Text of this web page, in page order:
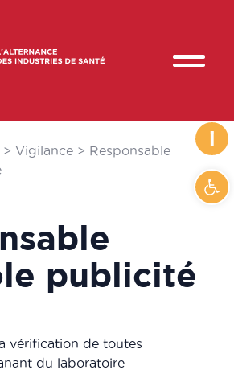
i
> Vigilance > ​Responsable
publicité
vérification de toutes
du laboratoire